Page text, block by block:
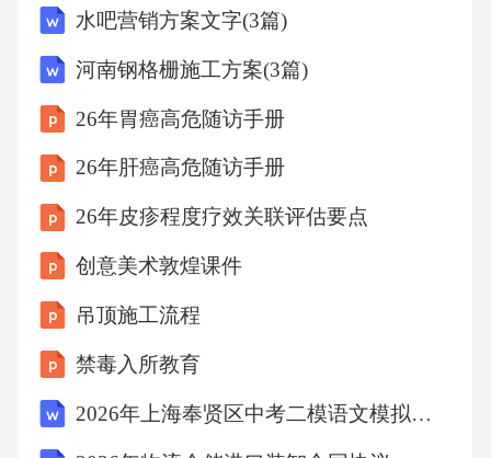
性，如设置防护墙、桌角防护等，避免孩子受
伤。安全防护措施多感官艺术体验设计触觉艺
料、塑料等，感受不同材质的纹理和特性。03
利用音乐、故事等听觉素材，激发孩子的想象
力和创造力。02听觉艺术体验视觉艺术体验通
过欣赏绘画、摄影、雕塑等视觉艺术作品，培
养孩子的色彩感知能力和形象思维能力。01为
孩子提供展示自己作品的平台，如墙面展示、
艺术展览等，让孩子感受到自己的创作被重
视。作品展示与审美对话作品展示平台鼓励孩
水吧营销方案文字(3篇)
河南钢格栅施工方案(3篇)
26年胃癌高危随访手册
26年肝癌高危随访手册
26年皮疹程度疗效关联评估要点
创意美术敦煌课件
吊顶施工流程
禁毒入所教育
2026年上海奉贤区中考二模语文模拟试卷试题（含答案详解）